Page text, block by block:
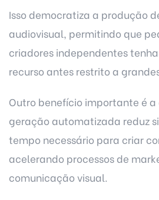
Isso democratiza a produção
audiovisual, permitindo que
criadores independentes
recurso antes restrito a
Outro benefício importante é
geração automatizada reduz
tempo necessário para criar
acelerando processos de
comunicação visual.